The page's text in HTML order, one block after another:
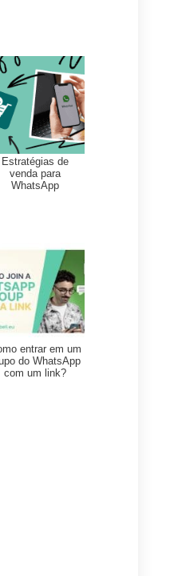
enviar
primeiro
Web
código QR que
vai recolher todos
através do
tornando
No interior da
convidar uma
pela venda
que se
aos